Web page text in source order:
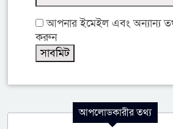
আপনার ইমেইল এবং অন্যান্য
করুন
আপলোডকারীর তথ্য